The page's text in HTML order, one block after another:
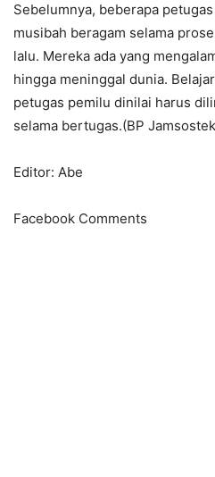
Sebelumnya, beberapa
musibah beragam selama
lalu. Mereka ada yang
hingga meninggal dunia.
petugas pemilu dinilai harus
selama bertugas.(BP
Editor: Abe
Facebook Comments